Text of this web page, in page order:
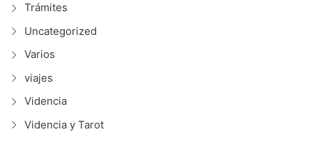
Trámites
Uncategorized
Varios
viajes
Videncia
Videncia y Tarot